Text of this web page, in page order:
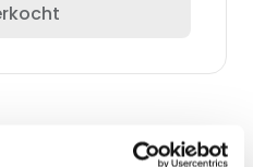
de wijnkaart is